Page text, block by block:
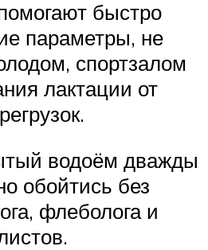
быстро
параметры, не
спортзалом
лактации от
водоём дважды
обойтись без
флеболога и